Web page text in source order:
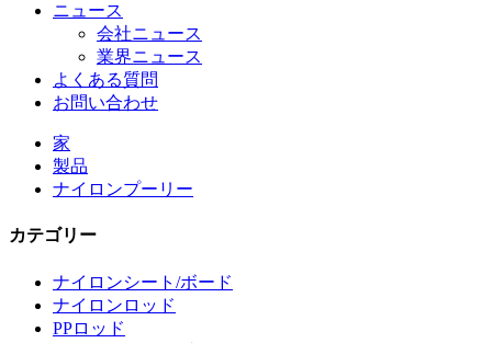
ニュース
会社ニュース
業界ニュース
よくある質問
お問い合わせ
家
製品
ナイロンプーリー
カテゴリー
ナイロンシート/ボード
ナイロンロッド
PPロッド